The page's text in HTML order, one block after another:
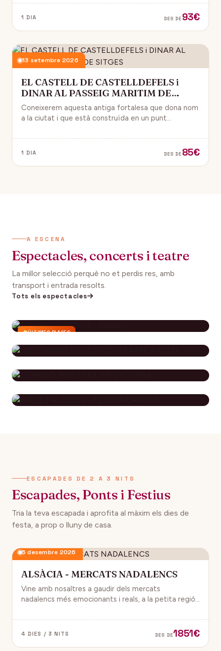
1 DIA DES DE 93€
13 setembre 2026
EL CASTELL DE CASTELLDEFELS i
DINAR AL PASSEIG MARITIM DE
SITGES
Coneixerem aquesta antiga fortalesa que dona nom
a la ciutat i que està construïda en un punt
1 DIA DES DE 85€
A ESCENA
Espectacles, concerts i teatre
La millor selecció perquè no et perdis res, amb
transport i entrada resolts.
Tots els espectacles
ÚLTIMES PLACES
CIRQUE DU SOLEIL - KURIOS
LOS CHICOS DEL CORO - TEATRE
APOLO
EL MAGO POP - TEATRE
VICTÒRIA
ESCAPADES DE 2 A 3 NITS
Escapades, Ponts i Festius
Tria la teva escapada i aprofita al màxim els dies de
festa, a prop o lluny de casa.
5 desembre 2026
ALSÀCIA - MERCATS NADALENCS
Vine amb nosaltres a gaudir dels mercats
nadalencs més emocionants i reals, a la petita regió
4 DIES / 3 NITS DES DE1851€